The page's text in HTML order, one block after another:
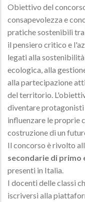
Obiettivo del
consapevolezza e
pratiche sostenibili
il pensiero critico e
legati alla
ecologica, alla
alla partecipazione
del territorio.
diventare
influenzare le proprie
costruzione di un
Il concorso è rivolto
secondarie di primo
presenti in Italia.
I docenti delle classi
iscriversi alla